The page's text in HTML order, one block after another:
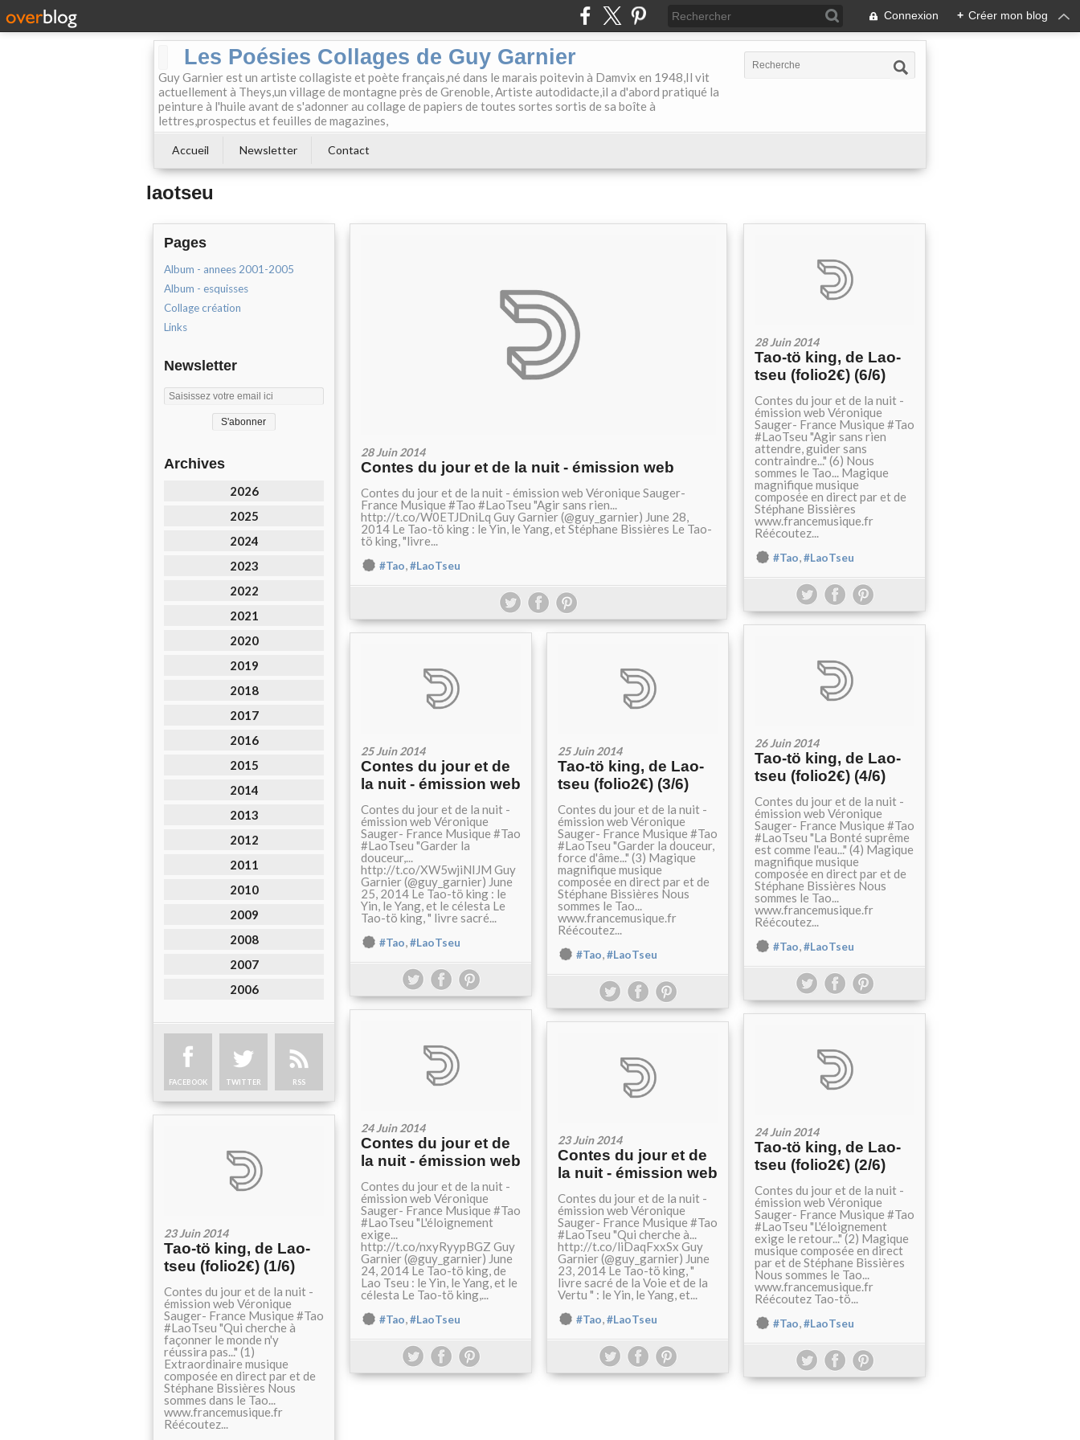
Connexion + Créer mon blog
Les Poésies Collages de Guy Garnier
Guy Garnier est un artiste collagiste et poète français,né dans le marais poitevin à Damvix en 1948,Il vit
actuellement à Theys,un village de montagne près de Grenoble, Artiste autodidacte,il a d'abord pratiqué la
peinture à l'huile avant de s'adonner au collage de papiers de toutes sortes sortis de sa boîte à
lettres,prospectus et feuilles de magazines,
Accueil Newsletter Contact
laotseu
Pages
Album - annees 2001-2005
Album - esquisses
Collage création
Links
Newsletter
Archives
2026
2025
2024
2023
2022
2021
2020
2019
2018
2017
2016
2015
2014
2013
2012
2011
2010
2009
2008
2007
2006
FACEBOOK TWITTER RSS
28 Juin 2014
Contes du jour et de la nuit - émission web
Contes du jour et de la nuit - émission web Véronique Sauger-
France Musique #Tao #LaoTseu "Agir sans rien...
http://t.co/W0ETJDniLq Guy Garnier (@guy_garnier) June 28,
2014 Le Tao-tö king : le Yin, le Yang, et Stéphane Bissières Le Tao-
tö king, "livre...
#Tao,#LaoTseu
28 Juin 2014
Tao-tö king, de Lao-
tseu (folio2€) (6/6)
Contes du jour et de la nuit -
émission web Véronique
Sauger- France Musique #Tao
#LaoTseu "Agir sans rien
attendre, guider sans
contraindre..." (6) Nous
sommes le Tao... Magique
magnifique musique
composée en direct par et de
Stéphane Bissières
www.francemusique.fr
Réécoutez...
#Tao,#LaoTseu
26 Juin 2014
Tao-tö king, de Lao-
tseu (folio2€) (4/6)
Contes du jour et de la nuit -
émission web Véronique
Sauger- France Musique #Tao
#LaoTseu "La Bonté suprême
est comme l'eau..." (4) Magique
magnifique musique
composée en direct par et de
Stéphane Bissières Nous
sommes le Tao...
www.francemusique.fr
Réécoutez...
#Tao,#LaoTseu
25 Juin 2014
Contes du jour et de
la nuit - émission web
Contes du jour et de la nuit -
émission web Véronique
Sauger- France Musique #Tao
#LaoTseu "Garder la
douceur,...
http://t.co/XW5wjiNIJM Guy
Garnier (@guy_garnier) June
25, 2014 Le Tao-tö king : le
Yin, le Yang, et le célesta Le
Tao-tö king, " livre sacré...
#Tao,#LaoTseu
25 Juin 2014
Tao-tö king, de Lao-
tseu (folio2€) (3/6)
Contes du jour et de la nuit -
émission web Véronique
Sauger- France Musique #Tao
#LaoTseu "Garder la douceur,
force d'âme..." (3) Magique
magnifique musique
composée en direct par et de
Stéphane Bissières Nous
sommes le Tao...
www.francemusique.fr
Réécoutez...
#Tao,#LaoTseu
24 Juin 2014
Contes du jour et de
la nuit - émission web
Contes du jour et de la nuit -
émission web Véronique
Sauger- France Musique #Tao
#LaoTseu "L'éloignement
exige...
http://t.co/nxyRyypBGZ Guy
Garnier (@guy_garnier) June
24, 2014 Le Tao-tö king, de
Lao Tseu : le Yin, le Yang, et le
célesta Le Tao-tö king,...
#Tao,#LaoTseu
24 Juin 2014
Tao-tö king, de Lao-
tseu (folio2€) (2/6)
Contes du jour et de la nuit -
émission web Véronique
Sauger- France Musique #Tao
#LaoTseu "L'éloignement
exige le retour..." (2) Magique
musique composée en direct
par et de Stéphane Bissières
Nous sommes le Tao...
www.francemusique.fr
Réécoutez Tao-tö...
#Tao,#LaoTseu
23 Juin 2014
Contes du jour et de
la nuit - émission web
Contes du jour et de la nuit -
émission web Véronique
Sauger- France Musique #Tao
#LaoTseu "Qui cherche à...
http://t.co/liDaqFxxSx Guy
Garnier (@guy_garnier) June
23, 2014 Le Tao-tö king, "
livre sacré de la Voie et de la
Vertu " : le Yin, le Yang, et...
#Tao,#LaoTseu
23 Juin 2014
Tao-tö king, de Lao-
tseu (folio2€) (1/6)
Contes du jour et de la nuit -
émission web Véronique
Sauger- France Musique #Tao
#LaoTseu "Qui cherche à
façonner le monde n'y
réussira pas..." (1)
Extraordinaire musique
composée en direct par et de
Stéphane Bissières Nous
sommes dans le Tao...
www.francemusique.fr
Réécoutez...